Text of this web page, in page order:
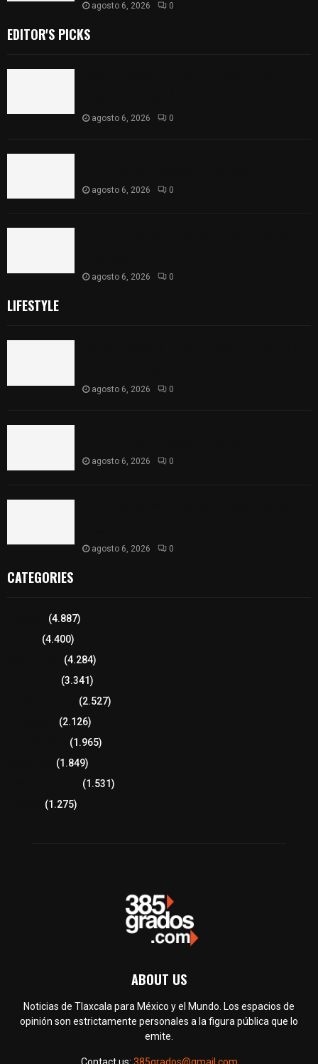
agosto 6, 2026 0
EDITOR'S PICKS
agosto 6, 2026 0
agosto 6, 2026 0
agosto 6, 2026 0
LIFESTYLE
agosto 6, 2026 0
agosto 6, 2026 0
agosto 6, 2026 0
CATEGORIES
(4.887)
(4.400)
(4.284)
(3.341)
(2.527)
(2.126)
(1.965)
(1.849)
(1.531)
(1.275)
ABOUT US
Noticias de Tlaxcala para México y el Mundo. Los espacios de
opinión son estrictamente personales a la figura pública que lo
emite.